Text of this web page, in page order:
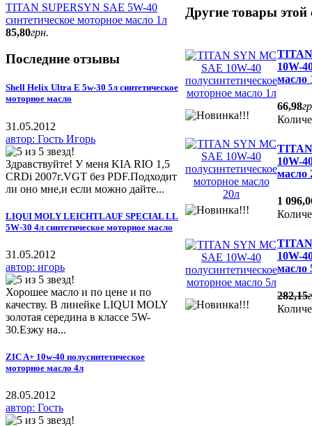
TITAN SUPERSYN SAE 5W-40
синтетическое моторное масло 1л
85,80грн.
Последние отзывы
Shell Helix Ultra E 5w-30 5л синтетическое
моторное масло
31.05.2012
автор: Гость Игорь
Здравствуйте! У меня KIA RIO 1,5
CRDi 2007г.VGT без PDF.Подходит
ли оно мне,и если можно дайте...
LIQUI MOLY LEICHTLAUF SPECIAL LL
5W-30 4л синтетическое моторное масло
31.05.2012
автор: игорь
Хорошее масло и по цене и по
качеству. В линейке LIQUI MOLY
золотая середина в классе 5W-
30.Езжу на...
ZIC A+ 10w-40 полусинтетическое
моторное масло 4л
28.05.2012
автор: Гость
Другие товары этой
10W-
масло
66,98
10W-
масло
1 096,
10W-
масло
282,15